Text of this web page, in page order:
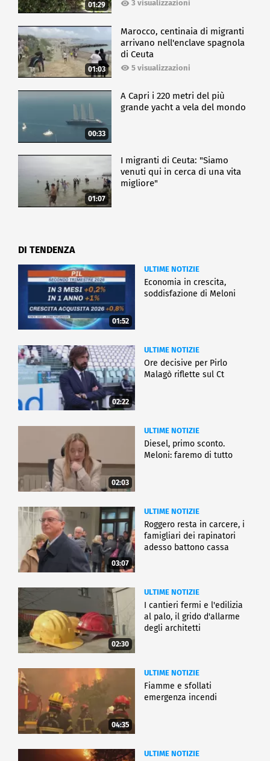
01:29 3 visualizzazioni
01:03
Marocco, centinaia di migranti
arrivano nell'enclave spagnola
di Ceuta
5 visualizzazioni
00:33
A Capri i 220 metri del più
grande yacht a vela del mondo
01:07
I migranti di Ceuta: "Siamo
venuti qui in cerca di una vita
migliore"
DI TENDENZA
01:52
ULTIME NOTIZIE
Economia in crescita,
soddisfazione di Meloni
02:22
ULTIME NOTIZIE
Ore decisive per Pirlo
Malagò riflette sul Ct
02:03
ULTIME NOTIZIE
Diesel, primo sconto.
Meloni: faremo di tutto
03:07
ULTIME NOTIZIE
Roggero resta in carcere, i
famigliari dei rapinatori
adesso battono cassa
02:30
ULTIME NOTIZIE
I cantieri fermi e l'edilizia
al palo, il grido d'allarme
degli architetti
04:35
ULTIME NOTIZIE
Fiamme e sfollati
emergenza incendi
ULTIME NOTIZIE